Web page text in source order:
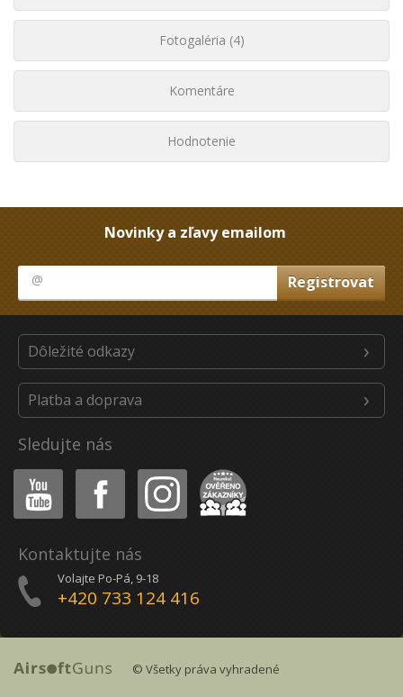
Fotogaléria (4)
Komentáre
Hodnotenie
Novinky a zľavy emailom
Dôležité odkazy
Platba a doprava
Sledujte nás
Youtube Facebook Instagram Heureka
Kontaktujte nás
Volajte Po-Pá, 9-18
+420 733 124 416
© Všetky práva vyhradené